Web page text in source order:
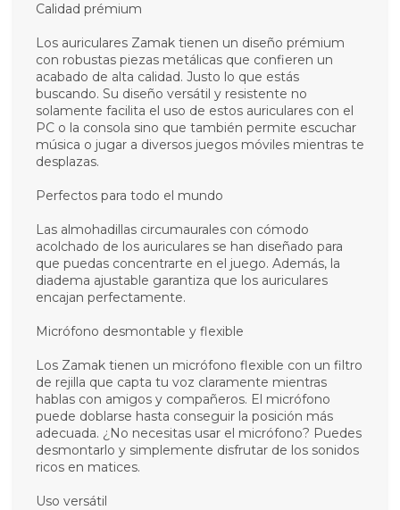
Calidad prémium
Los auriculares Zamak tienen un diseño prémium
con robustas piezas metálicas que confieren un
acabado de alta calidad. Justo lo que estás
buscando. Su diseño versátil y resistente no
solamente facilita el uso de estos auriculares con el
PC o la consola sino que también permite escuchar
música o jugar a diversos juegos móviles mientras te
desplazas.
Perfectos para todo el mundo
Las almohadillas circumaurales con cómodo
acolchado de los auriculares se han diseñado para
que puedas concentrarte en el juego. Además, la
diadema ajustable garantiza que los auriculares
encajan perfectamente.
Micrófono desmontable y flexible
Los Zamak tienen un micrófono flexible con un filtro
de rejilla que capta tu voz claramente mientras
hablas con amigos y compañeros. El micrófono
puede doblarse hasta conseguir la posición más
adecuada. ¿No necesitas usar el micrófono? Puedes
desmontarlo y simplemente disfrutar de los sonidos
ricos en matices.
Uso versátil